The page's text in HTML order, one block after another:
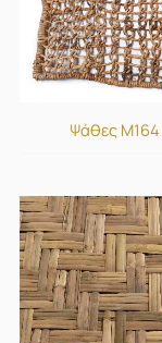
Ψάθες M164